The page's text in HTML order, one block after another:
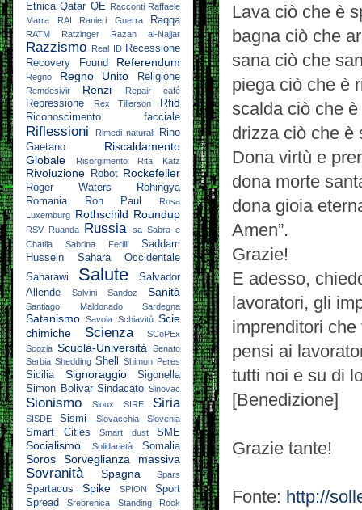
Lava ciò che è
bagna ciò che
sana ciò che
piega ciò che è
scalda ciò che
drizza ciò che è
Dona virtù e
dona morte
dona gioia
Amen”.
Grazie!
E adesso,
lavoratori, gli
imprenditori
pensi ai
tutti noi e su di
[Benedizione]
Grazie tante!
Fonte: http://
Etnica Qatar QE Racconti Raffaele
Marra
RAI Ranieri Guerra Raqqa
RATM Ratzinger Razan al-Najjar
Razzismo Real ID Recessione
Recovery Found
Referendum
Regno Regno Unito Religione
Remdesivir Renzi Repair café
Repressione Rex Tillerson Rfid
Riconoscimento facciale
Riflessioni Rimedi naturali
Rino
Gaetano
Riscaldamento
Globale
Risorgimento Rita Katz
Rivoluzione Robot Rockefeller
Roger Waters
Rohingya
Romania
Ron Paul
Rosa
Luxemburg Rothschild Roundup
RSV Ruanda Russia sa Sabra e
Chatila
Sabrina Ferilli
Saddam
Hussein
Sahara Occidentale
Saharawi
Salute
Salvador
Allende
Salvini Sandoz Sanità
Santiago Maldonado Sardegna
Satanismo Savoia Schiavitù Scie
chimiche
Scienza
SCoPEx
Scozia Scuola-Università
Senato
Serbia Shedding Shell Shimon Peres
Sicilia Signoraggio
Sigonella
Simon Bolivar Sindacato Sinovac
Sionismo Sioux SIRE Siria
SISDE Sismi Slovacchia Slovenia
Smart Cities Smart dust SME
Socialismo Solidarietà Somalia
Soros Sorveglianza massiva
Sovranità Spagna Spars
Spartacus Spike SPION
Sport
Spread
Srebrenica Standing Rock